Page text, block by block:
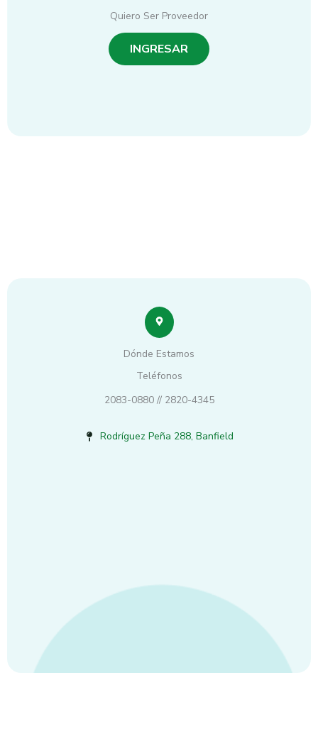
Quiero Ser Proveedor
INGRESAR
Dónde Estamos
Teléfonos
2083-0880 // 2820-4345
Rodríguez Peña 288, Banfield